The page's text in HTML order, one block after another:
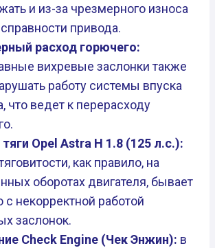
и из-за чрезмерного износа
привода.
расход горючего:
вихревые заслонки также
работу системы впуска
что ведет к перерасходу
Opel Astra H 1.8 (125 л.с.):
как правило, на
оборотах двигателя, бывает
с некорректной работой
заслонок.
Check Engine (Чек Энжин): в